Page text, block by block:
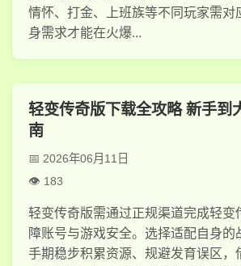
情怀、打金、上班族等不同玩家需对
身需求才能在火爆...
轻变传奇版下载全攻略 新手到
南
2026年06月11日
183
轻变传奇版需通过正规渠道完成轻变
障账号与游戏安全。选择适配自身的
手期稳步积累资源、规避发育误区，